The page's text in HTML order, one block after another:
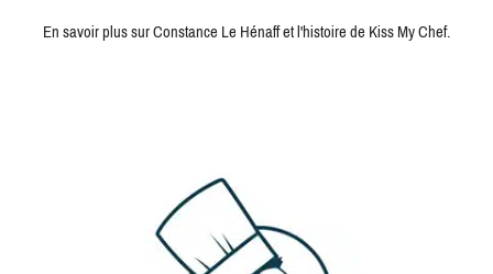
En savoir plus sur Constance Le Hénaff et l'histoire de Kiss My Chef.